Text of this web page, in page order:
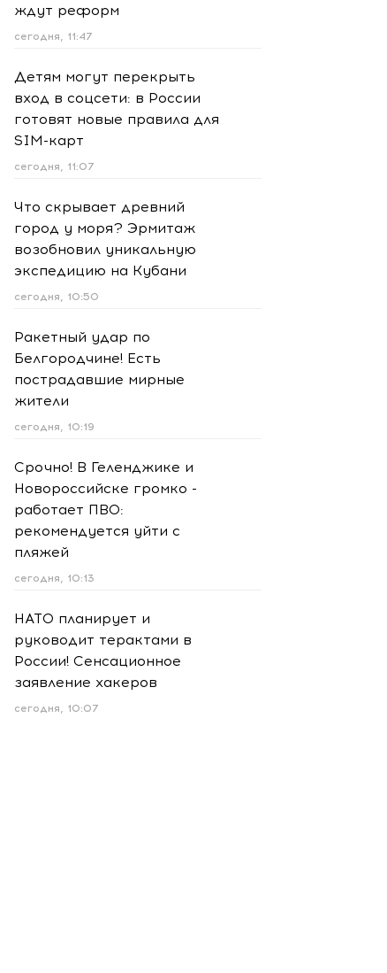
ждут реформ
сегодня, 11:47
Детям могут перекрыть
вход в соцсети: в России
готовят новые правила для
SIM-карт
сегодня, 11:07
Что скрывает древний
город у моря? Эрмитаж
возобновил уникальную
экспедицию на Кубани
сегодня, 10:50
Ракетный удар по
Белгородчине! Есть
пострадавшие мирные
жители
сегодня, 10:19
Срочно! В Геленджике и
Новороссийске громко -
работает ПВО:
рекомендуется уйти с
пляжей
сегодня, 10:13
НАТО планирует и
руководит терактами в
России! Сенсационное
заявление хакеров
сегодня, 10:07